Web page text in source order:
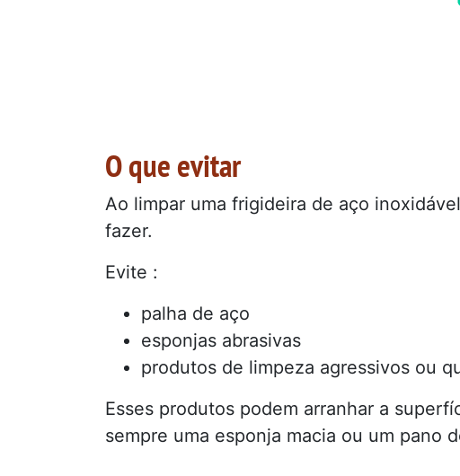
O que evitar
Ao limpar uma frigideira de aço
fazer.
Evite :
palha de aço
esponjas abrasivas
produtos de limpeza agressivos ou
Esses produtos podem arranhar a
sempre uma esponja macia ou um pano